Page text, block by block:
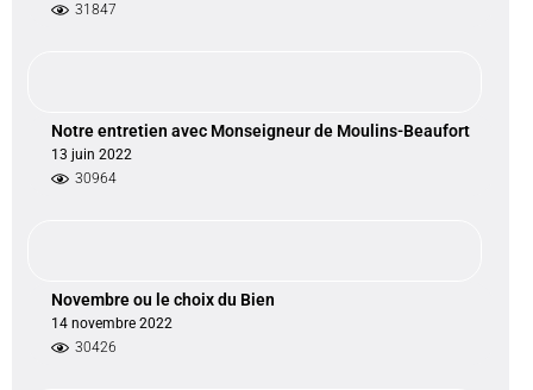
31847
Notre entretien avec Monseigneur de Moulins-Beaufort
13 juin 2022
30964
Novembre ou le choix du Bien
14 novembre 2022
30426